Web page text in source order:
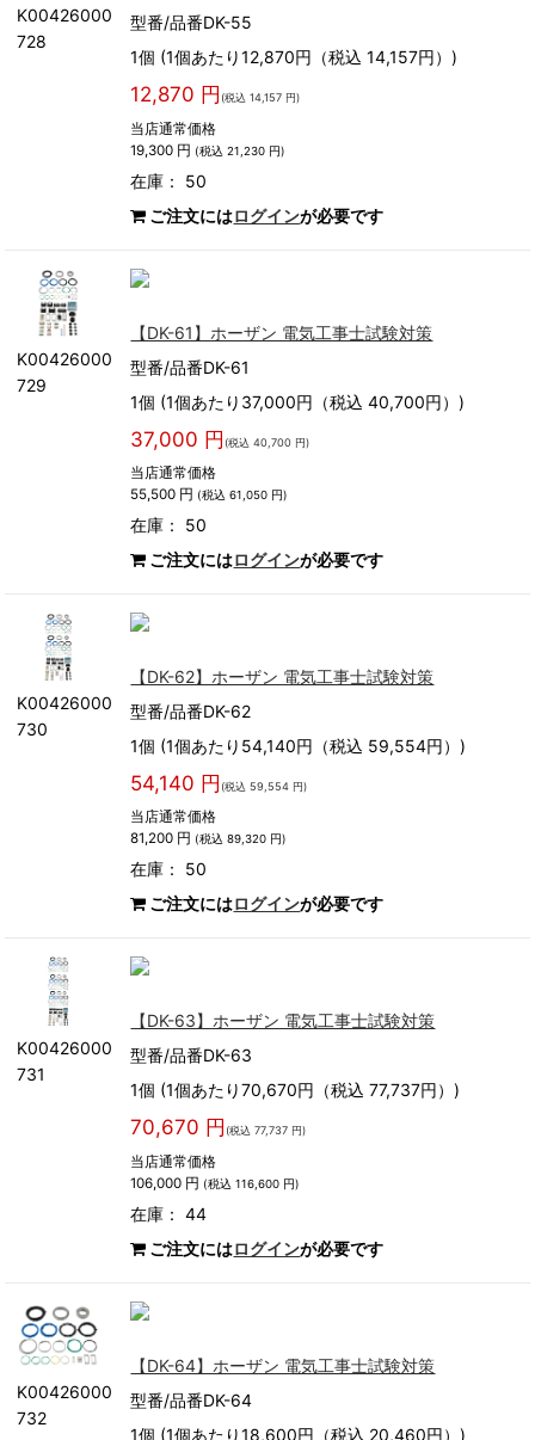
K00426000
728
型番/品番DK-55
1個 (1個あたり12,870円（税込 14,157円）)
12,870 円 (税込 14,157 円)
当店通常価格
19,300 円 (税込 21,230 円)
在庫： 50
ご注文にはログインが必要です
K00426000
729
【DK-61】ホーザン 電気工事士試験対策
型番/品番DK-61
1個 (1個あたり37,000円（税込 40,700円）)
37,000 円 (税込 40,700 円)
当店通常価格
55,500 円 (税込 61,050 円)
在庫： 50
ご注文にはログインが必要です
K00426000
730
【DK-62】ホーザン 電気工事士試験対策
型番/品番DK-62
1個 (1個あたり54,140円（税込 59,554円）)
54,140 円 (税込 59,554 円)
当店通常価格
81,200 円 (税込 89,320 円)
在庫： 50
ご注文にはログインが必要です
K00426000
731
【DK-63】ホーザン 電気工事士試験対策
型番/品番DK-63
1個 (1個あたり70,670円（税込 77,737円）)
70,670 円 (税込 77,737 円)
当店通常価格
106,000 円 (税込 116,600 円)
在庫： 44
ご注文にはログインが必要です
K00426000
732
【DK-64】ホーザン 電気工事士試験対策
型番/品番DK-64
1個 (1個あたり18,600円（税込 20,460円）)